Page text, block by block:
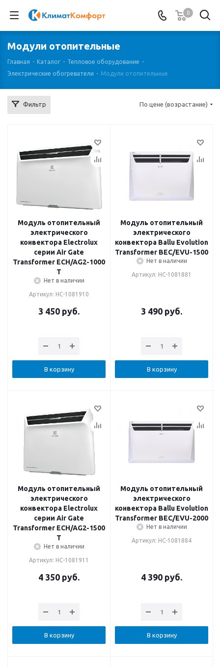
0
Модули отопительные
Главная - Каталог - Тепловое оборудование -
Электрические обогреватели - Модули отопительные
Фильтр По цене (возрастание)
Модуль отопительный
электрического
конвектора Electrolux
серии Air Gate
Transformer ECH/AG2-1000
T
Нет в наличии
Артикул: НС-1081910
3 450 руб.
В корзину
Модуль отопительный
электрического
конвектора Ballu Evolution
Transformer BEC/EVU-1500
Нет в наличии
Артикул: НС-1081881
3 490 руб.
В корзину
Модуль отопительный
электрического
конвектора Electrolux
серии Air Gate
Transformer ECH/AG2-1500
T
Нет в наличии
Артикул: НС-1081911
4 350 руб.
В корзину
Модуль отопительный
электрического
конвектора Ballu Evolution
Transformer BEC/EVU-2000
Нет в наличии
Артикул: НС-1081884
4 390 руб.
В корзину